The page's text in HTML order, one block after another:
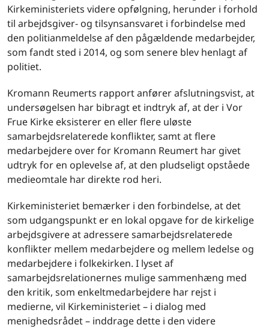
Kirkeministeriets videre opfølgning, herunder i forhold
til arbejdsgiver- og tilsynsansvaret i forbindelse med
den politianmeldelse af den pågældende medarbejder,
som fandt sted i 2014, og som senere blev henlagt af
politiet.
Kromann Reumerts rapport anfører afslutningsvist, at
undersøgelsen har bibragt et indtryk af, at der i Vor
Frue Kirke eksisterer en eller flere uløste
samarbejdsrelaterede konflikter, samt at flere
medarbejdere over for Kromann Reumert har givet
udtryk for en oplevelse af, at den pludseligt opståede
medieomtale har direkte rod heri.
Kirkeministeriet bemærker i den forbindelse, at det
som udgangspunkt er en lokal opgave for de kirkelige
arbejdsgivere at adressere samarbejdsrelaterede
konflikter mellem medarbejdere og mellem ledelse og
medarbejdere i folkekirken. I lyset af
samarbejdsrelationernes mulige sammenhæng med
den kritik, som enkeltmedarbejdere har rejst i
medierne, vil Kirkeministeriet – i dialog med
menighedsrådet – inddrage dette i den videre